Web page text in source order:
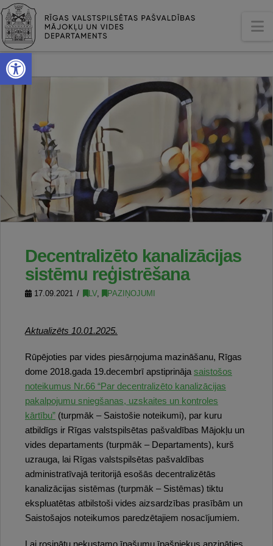
Open toolbar
Decentralizēto kanalizācijas
sistēmu reģistrēšana
17.09.2021 LV, PAZIŅOJUMI
Aktualizēts 10.01.2025.
Rūpējoties par vides piesārņojuma mazināšanu, Rīgas
dome 2018.gada 19.decembrī apstiprināja saistošos
noteikumus Nr.66 “Par decentralizēto kanalizācijas
pakalpojumu sniegšanas, uzskaites un kontroles
kārtību” (turpmāk – Saistošie noteikumi), par kuru
atbildīgs ir Rīgas valstspilsētas pašvaldības Mājokļu un
vides departaments (turpmāk – Departaments), kurš
uzrauga, lai Rīgas valstspilsētas pašvaldības
administratīvajā teritorijā esošās decentralizētās
kanalizācijas sistēmas (turpmāk – Sistēmas) tiktu
ekspluatētas atbilstoši vides aizsardzības prasībām un
Saistošajos noteikumos paredzētajiem nosacījumiem.